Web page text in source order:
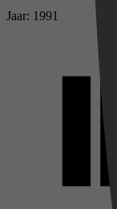
Jaar: 1991